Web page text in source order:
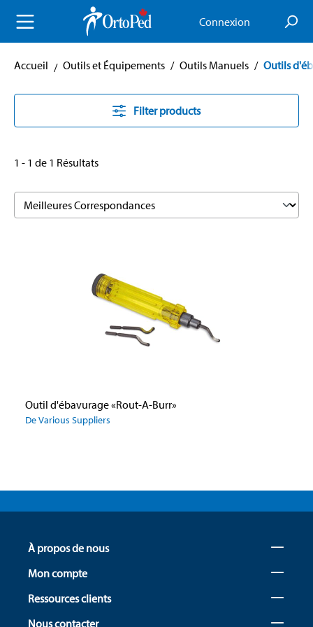
principal Connexion
Accueil Outils et Équipements / Outils Manuels / Outils
Filter products
1 - 1 de 1 Résultats
Outil d'ébavurage «Rout-A-Burr»
De Various Suppliers
À propos de nous
Mon compte
Ressources clients
Nous contacter